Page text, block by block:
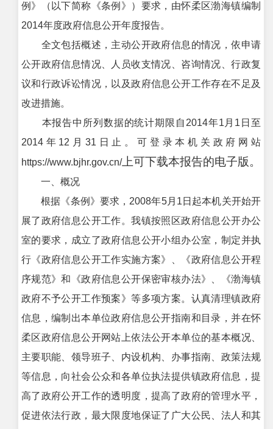
例》（以下简称《条例》）要求，由怀柔区渤海镇编制
2014年度政府信息公开年度报告。
全文包括概述，主动公开政府信息的情况，依申请
公开政府信息情况、人员收支情况、咨询情况、行政复
议和行政诉讼情况，以及政府信息公开工作存在不足及
改进措施。
本报告中所列数据的统计期限自2014年1月1日至
2014年12月31日止。可登录本机关政府网站
https://www.bjhr.gov.cn/上可下载本报告的电子版。
一、概况
根据《条例》要求，2008年5月1日起本机关开始开
展了政府信息公开工作。我镇按照区政府信息公开办公
室的要求，成立了政府信息公开小组办公室，制定并执
行《政府信息公开工作实施方案》、《政府信息公开程
序规范》和《政府信息公开保密审核办法》、《渤海镇
政府不予公开工作预案》等多项方案。认真清理镇政府
信息，编制出本单位政府信息公开指南和目录，并在怀
柔区政府信息公开网站上依法公开本单位的基本概况、
主要职能、领导班子、内设机构、办事指南、政策法规
等信息，向社会公众和各单位执法提供镇政府信息，提
高了政府公开工作的透明度，提高了政府的管理水平，
促进依法行政，最大限度地保证了广大公民、法人和其